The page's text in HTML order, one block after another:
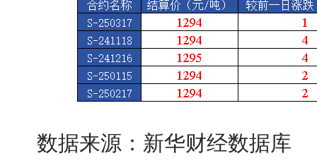
数据来源：新华财经数据库